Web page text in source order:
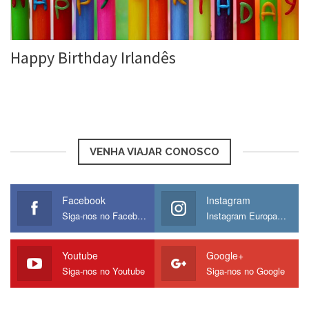
Happy Birthday Irlandês
VENHA VIAJAR CONOSCO
Facebook
Siga-nos no Facebook
Instagram
Instagram Europamos
Youtube
Siga-nos no Youtube
Google+
Siga-nos no Google